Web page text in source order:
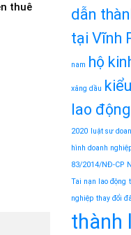
thuê
dẫn
tại Vĩnh
nam hộ
xăng dầu
lao động
2020 luật sư
hình doanh
83/2014/NĐ-CP
Tai nạn lao động
nghiệp thay đổi
thành